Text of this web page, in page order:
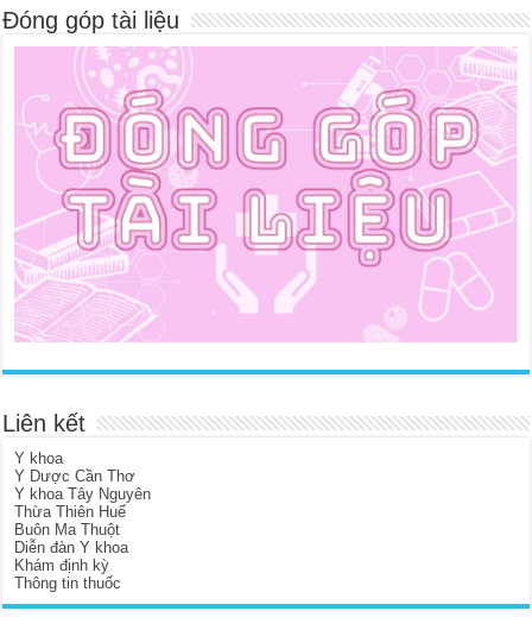
Đóng góp tài liệu
Liên kết
Y khoa
Y Dược Cần Thơ
Y khoa Tây Nguyên
Thừa Thiên Huế
Buôn Ma Thuột
Diễn đàn Y khoa
Khám định kỳ
Thông tin thuốc